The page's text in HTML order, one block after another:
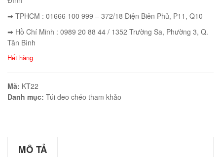
➡ TPHCM : 01666 100 999 – 372/18 Điện Biên Phủ, P11, Q10
➡ Hồ Chí Minh : 0989 20 88 44 / 1352 Trường Sa, Phường 3, Q.
Tân Bình
Hết hàng
Mã: KT22
Danh mục: Túi đeo chéo tham khảo
MÔ TẢ
GIỎ